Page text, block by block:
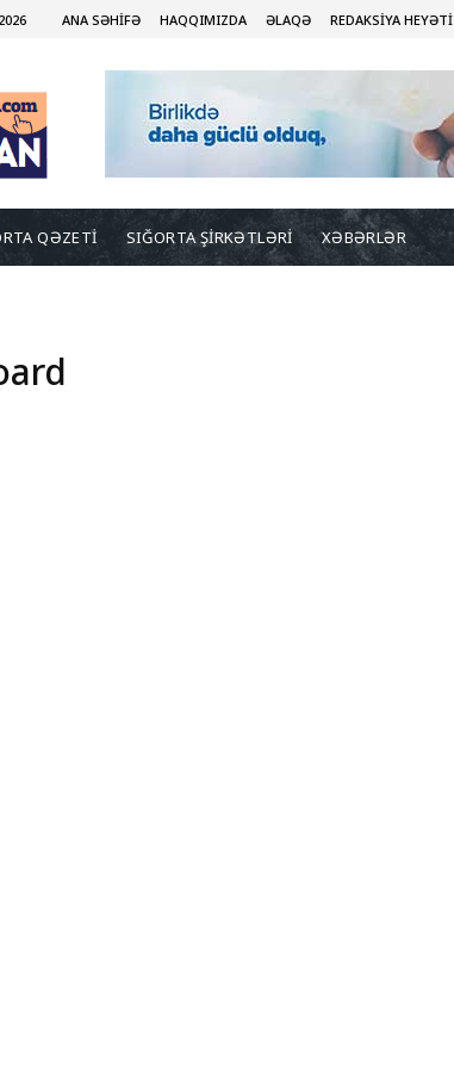
ANA SƏHİFƏ HAQQIMIZDA ƏLAQƏ REDAKSİYA HEYƏTİ
QƏZETİ SIĞORTA ŞİRKƏTLƏRİ XƏBƏRLƏR